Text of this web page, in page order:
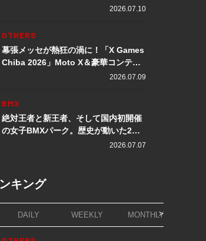
ダル獲得など数々の快挙をプレイバッ
2026.07.10
OTHERS
幕張メッセが熱狂の渦に！「X Games
Chiba 2026」Moto X＆豪華コンテン
2026.07.09
BMX
絶対王者と新王者、そして国内初開催
の女子BMXパーク。歴史が動いた2日
2026.07.07
キング
DAILY WEEKLY MONTHLY